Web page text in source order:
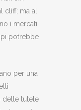
cliff; ma al
i mercati
potrebbe
per una
delle tutele